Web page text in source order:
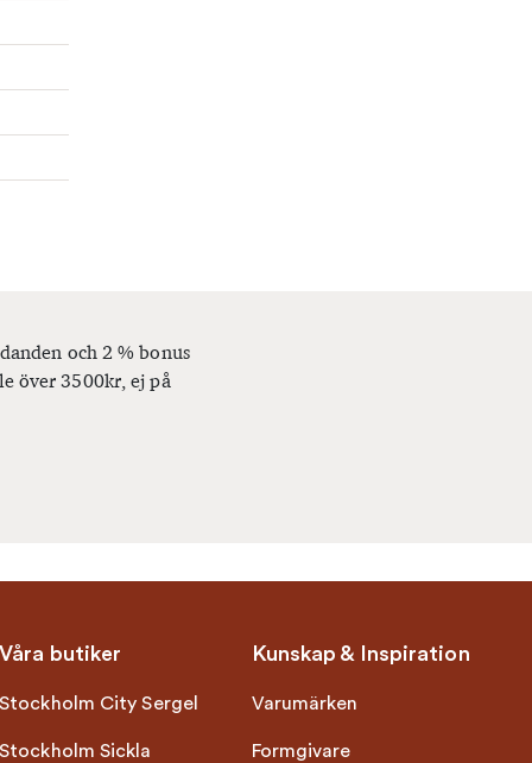
och 2 % bonus
över 3500kr, ej på
Våra butiker
Stockholm City Sergel
Stockholm Sickla
Kunskap & Inspiration
Varumärken
Formgivare